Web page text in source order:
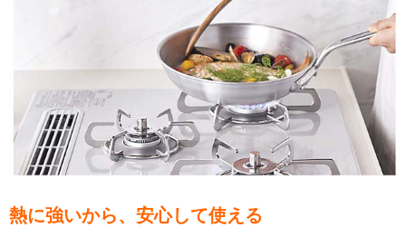
熱に強いから、安心して使える